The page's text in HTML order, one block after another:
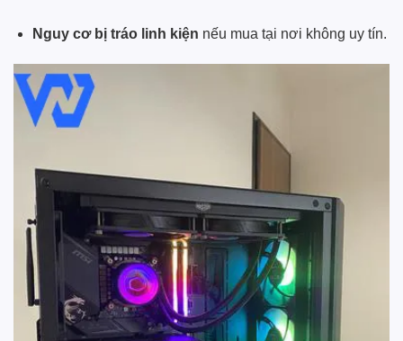
Nguy cơ bị tráo linh kiện nếu mua tại nơi không uy tín.